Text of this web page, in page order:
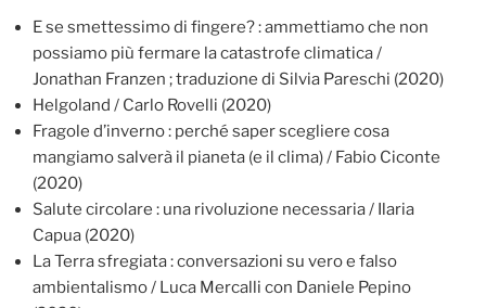
E se smettessimo di fingere? : ammettiamo che non
possiamo più fermare la catastrofe climatica /
Jonathan Franzen ; traduzione di Silvia Pareschi (2020)
Helgoland / Carlo Rovelli (2020)
Fragole d’inverno : perché saper scegliere cosa
mangiamo salverà il pianeta (e il clima) / Fabio Ciconte
(2020)
Salute circolare : una rivoluzione necessaria / Ilaria
Capua (2020)
La Terra sfregiata : conversazioni su vero e falso
ambientalismo / Luca Mercalli con Daniele Pepino